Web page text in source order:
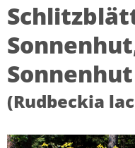
Sonnenhut
(Rudbeckia